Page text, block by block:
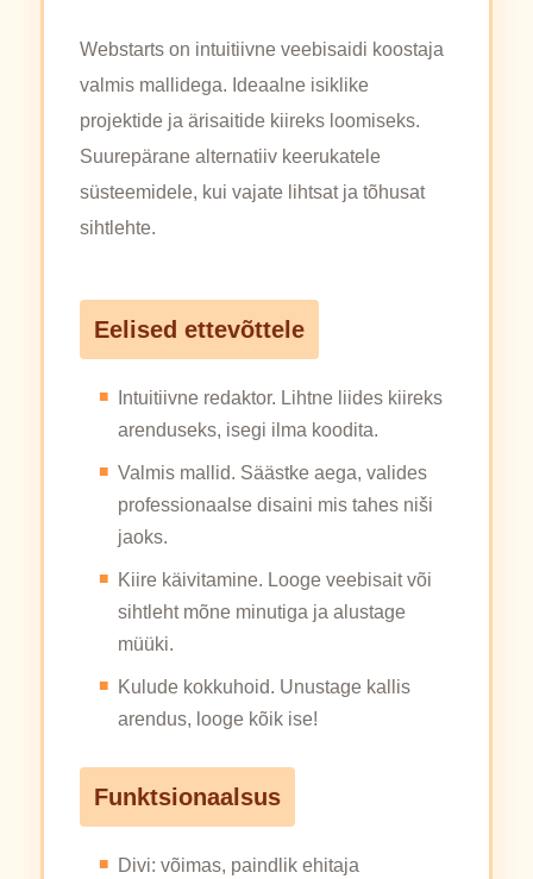
Webstarts on intuitiivne veebisaidi koostaja
valmis mallidega. Ideaalne isiklike
projektide ja ärisaitide kiireks loomiseks.
Suurepärane alternatiiv keerukatele
süsteemidele, kui vajate lihtsat ja tõhusat
sihtlehte.
Eelised ettevõttele
Intuitiivne redaktor. Lihtne liides kiireks
arenduseks, isegi ilma koodita.
Valmis mallid. Säästke aega, valides
professionaalse disaini mis tahes niši
jaoks.
Kiire käivitamine. Looge veebisait või
sihtleht mõne minutiga ja alustage
müüki.
Kulude kokkuhoid. Unustage kallis
arendus, looge kõik ise!
Funktsionaalsus
Divi: võimas, paindlik ehitaja